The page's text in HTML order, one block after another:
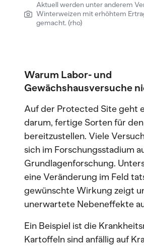
Aktuell werden unter anderem
Winterweizen mit erhöhtem
gemacht. (rho)
Warum Labor- und
Gewächshausversuche
Auf der Protected Site geht
darum, fertige Sorten für
bereitzustellen. Viele
sich im Forschungsstadium
Grundlagenforschung.
eine Veränderung im Feld
gewünschte Wirkung zeigt
unerwartete Nebeneffekte
Ein Beispiel ist die
Kartoffeln sind anfällig auf